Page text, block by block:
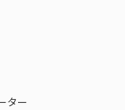
ター